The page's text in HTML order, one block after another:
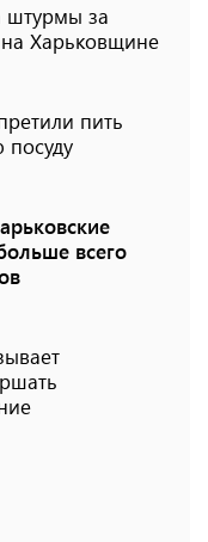
штурмы за
Харьковщине
пить
всего